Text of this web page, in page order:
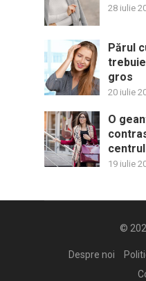
28 iulie
Părul
gros
20 iulie
O
19 iulie
©
Despre noi